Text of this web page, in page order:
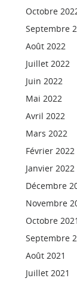
Octobre
Septembre
Août 2022
Juillet 2022
Juin 2022
Mai 2022
Avril 2022
Mars 2022
Février 2022
Janvier 2022
Décembre
Novembre
Octobre 2021
Septembre
Août 2021
Juillet 2021